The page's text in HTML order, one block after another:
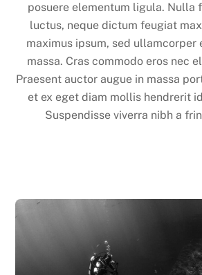
posuere elementum ligula. Nulla
luctus, neque dictum feugiat
maximus ipsum, sed ullamcorper
massa. Cras commodo eros nec
Praesent auctor augue in massa
et ex eget diam mollis hendrerit
Suspendisse viverra nibh a